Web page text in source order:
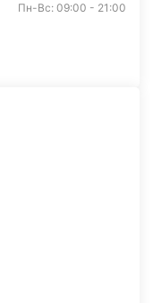
Пн-Вс: 09:00 - 21:00